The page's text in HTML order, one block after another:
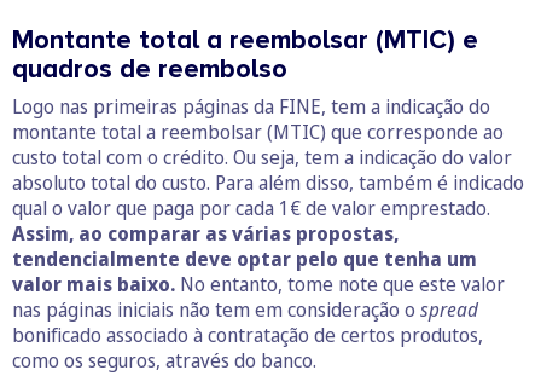
Montante total a reembolsar (MTIC) e
quadros de reembolso
Logo nas primeiras páginas da FINE, tem a indicação do
montante total a reembolsar (MTIC) que corresponde ao
custo total com o crédito. Ou seja, tem a indicação do valor
absoluto total do custo. Para além disso, também é indicado
qual o valor que paga por cada 1€ de valor emprestado.
Assim, ao comparar as várias propostas,
tendencialmente deve optar pelo que tenha um
valor mais baixo. No entanto, tome note que este valor
nas páginas iniciais não tem em consideração o spread
bonificado associado à contratação de certos produtos,
como os seguros, através do banco.